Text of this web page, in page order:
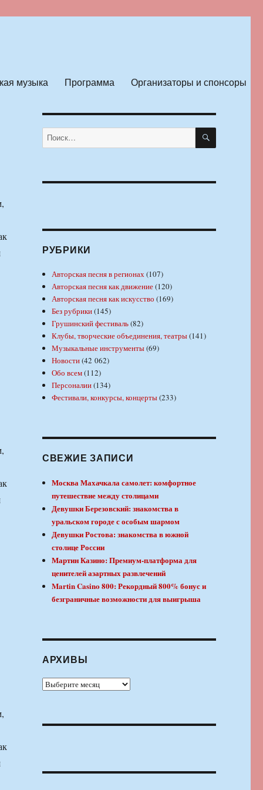
музыка Программа Организаторы и спонсоры
Искать: ПОИСК
РУБРИКИ
Авторская песня в регионах(107)
Авторская песня как движение(120)
Авторская песня как искусство (169)
Без рубрики(145)
Грушинский фестиваль(82)
Клубы, творческие объединения, театры(141)
Музыкальные инструменты(69)
Новости(42 062)
Обо всем(112)
Персоналии(134)
Фестивали, конкурсы, концерты(233)
СВЕЖИЕ ЗАПИСИ
Москва Махачкала самолет: комфортное
путешествие между столицами
Девушки Березовский: знакомства в
уральском городе с особым шармом
Девушки Ростова: знакомства в южной
столице России
Мартин Казино: Премиум-платформа для
ценителей азартных развлечений
Martin Casino 800: Рекордный 800% бонус и
безграничные возможности для выигрыша
АРХИВЫ
Архивы